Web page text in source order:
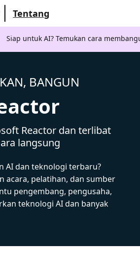
Tentang
Siap untuk AI? Temukan cara
BANGUN
Reactor dan terlibat
langsung
AI dan teknologi terbaru?
acara, pelatihan, dan sumber
pengembang, pengusaha,
teknologi AI dan banyak